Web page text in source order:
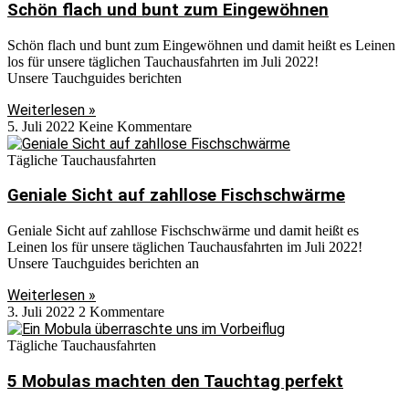
Schön flach und bunt zum Eingewöhnen
Schön flach und bunt zum Eingewöhnen und damit heißt es Leinen
los für unsere täglichen Tauchausfahrten im Juli 2022!
Unsere Tauchguides berichten
Weiterlesen »
5. Juli 2022 Keine Kommentare
Tägliche Tauchausfahrten
Geniale Sicht auf zahllose Fischschwärme
Geniale Sicht auf zahllose Fischschwärme und damit heißt es
Leinen los für unsere täglichen Tauchausfahrten im Juli 2022!
Unsere Tauchguides berichten an
Weiterlesen »
3. Juli 2022 2 Kommentare
Tägliche Tauchausfahrten
5 Mobulas machten den Tauchtag perfekt